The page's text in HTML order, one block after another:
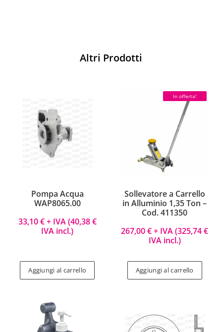
Altri Prodotti
Pompa Acqua
WAP8065.00
33,10€+ IVA (40,38€
IVA incl.)
Aggiungi al carrello
In offerta!
Sollevatore a Carrello
in Alluminio 1,35 Ton –
Cod. 411350
267,00€+ IVA (325,74€
IVA incl.)
Aggiungi al carrello